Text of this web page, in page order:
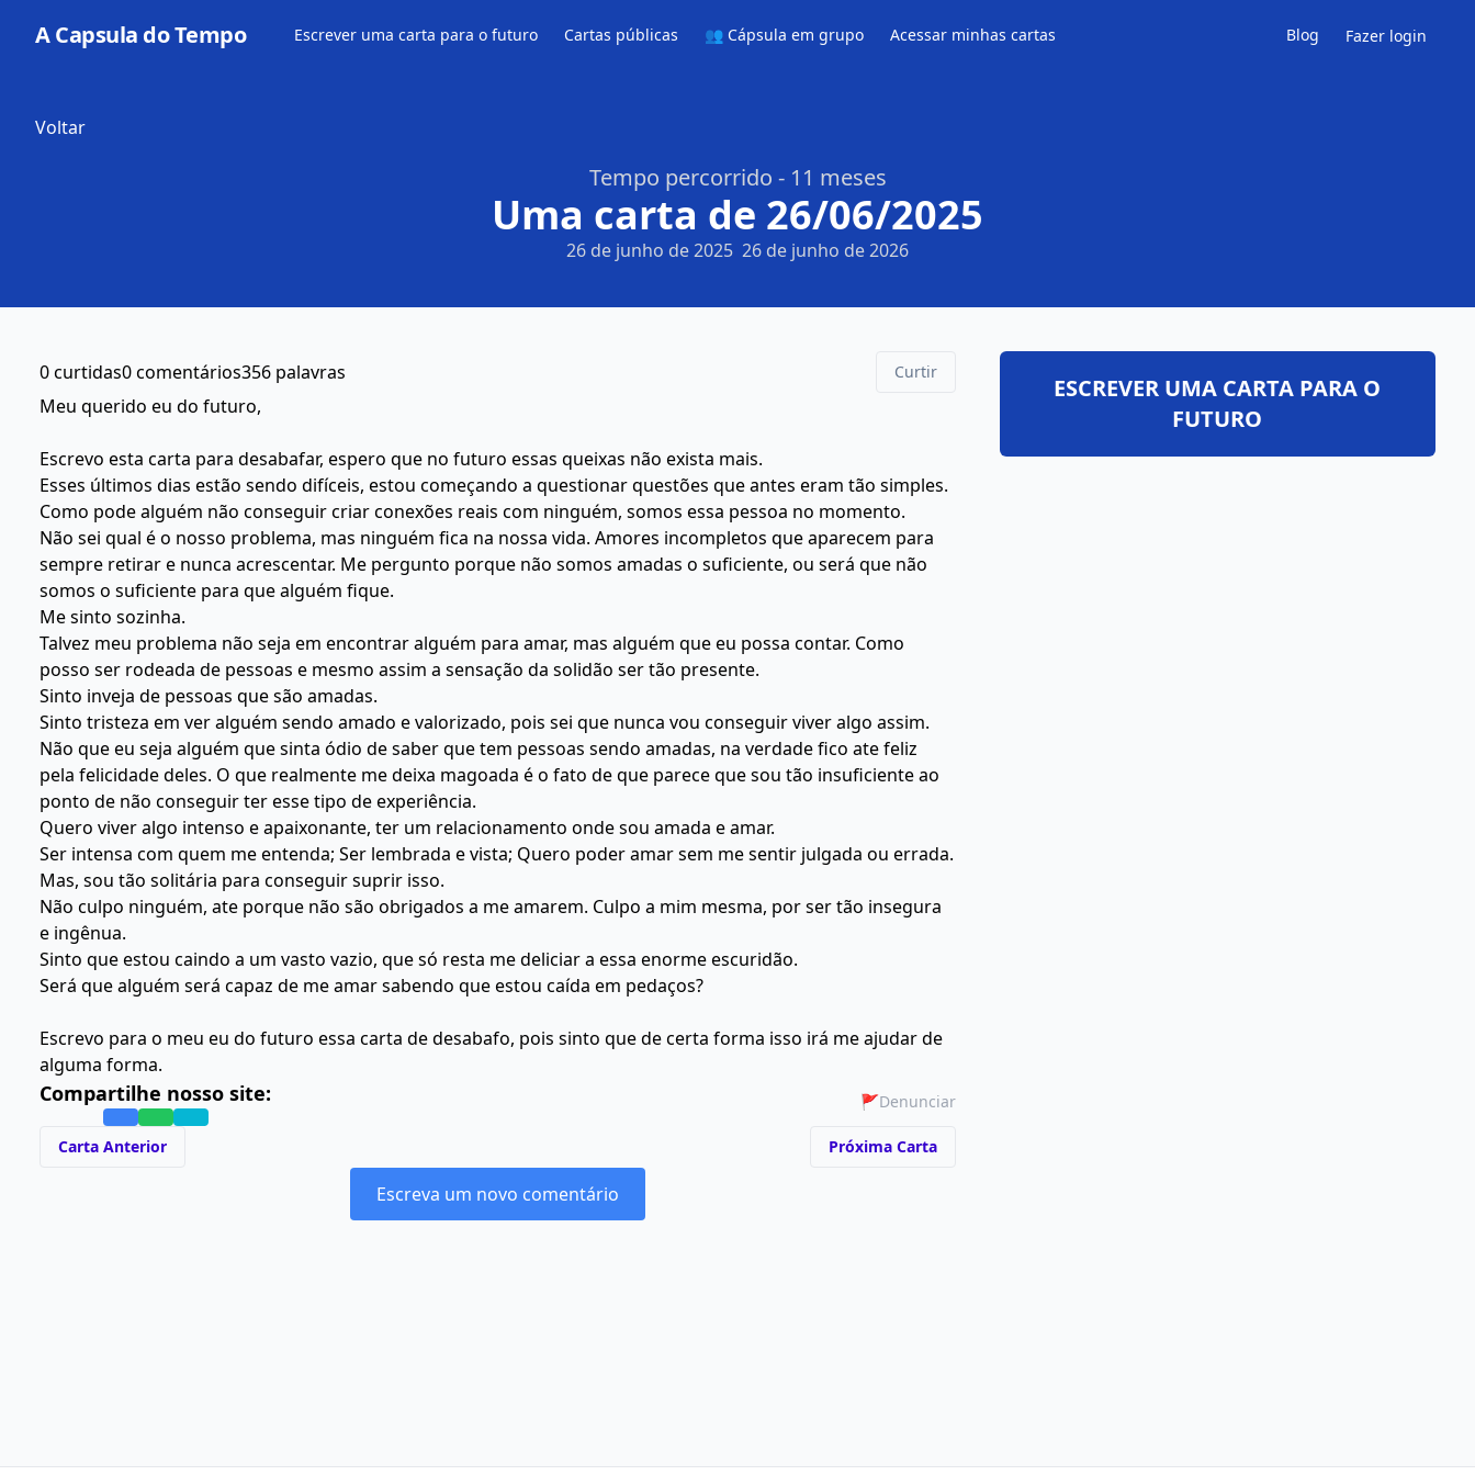
A Capsula do Tempo Escrever uma carta para o futuro Cartas públicas 👥 Cápsula em grupo Acessar minhas cartas Blog Fazer login
Voltar
Tempo percorrido - 11 meses
Uma carta de 26/06/2025
26 de junho de 2025 26 de junho de 2026
0 curtidas0 comentários356 palavras Curtir
Meu querido eu do futuro,
Escrevo esta carta para desabafar, espero que no futuro essas queixas não exista mais.
Esses últimos dias estão sendo difíceis, estou começando a questionar questões que antes eram tão simples.
Como pode alguém não conseguir criar conexões reais com ninguém, somos essa pessoa no momento.
Não sei qual é o nosso problema, mas ninguém fica na nossa vida. Amores incompletos que aparecem para
sempre retirar e nunca acrescentar. Me pergunto porque não somos amadas o suficiente, ou será que não
somos o suficiente para que alguém fique.
Me sinto sozinha.
Talvez meu problema não seja em encontrar alguém para amar, mas alguém que eu possa contar. Como
posso ser rodeada de pessoas e mesmo assim a sensação da solidão ser tão presente.
Sinto inveja de pessoas que são amadas.
Sinto tristeza em ver alguém sendo amado e valorizado, pois sei que nunca vou conseguir viver algo assim.
Não que eu seja alguém que sinta ódio de saber que tem pessoas sendo amadas, na verdade fico ate feliz
pela felicidade deles. O que realmente me deixa magoada é o fato de que parece que sou tão insuficiente ao
ponto de não conseguir ter esse tipo de experiência.
Quero viver algo intenso e apaixonante, ter um relacionamento onde sou amada e amar.
Ser intensa com quem me entenda; Ser lembrada e vista; Quero poder amar sem me sentir julgada ou errada.
Mas, sou tão solitária para conseguir suprir isso.
Não culpo ninguém, ate porque não são obrigados a me amarem. Culpo a mim mesma, por ser tão insegura
e ingênua.
Sinto que estou caindo a um vasto vazio, que só resta me deliciar a essa enorme escuridão.
Será que alguém será capaz de me amar sabendo que estou caída em pedaços?
Escrevo para o meu eu do futuro essa carta de desabafo, pois sinto que de certa forma isso irá me ajudar de
alguma forma.
Compartilhe nosso site: 🚩Denunciar
Carta Anterior Próxima Carta
Escreva um novo comentário
ESCREVER UMA CARTA PARA O
FUTURO